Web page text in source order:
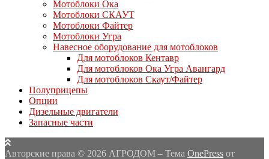
Мотоблоки Ока
Мотоблоки СКАУТ
Мотоблоки Файтер
Мотоблоки Угра
Навесное оборудование для мотоблоков
Для мотоблоков Кентавр
Для мотоблоков Ока Угра Авангард
Для мотоблоков Скаут/Файтер
Полуприцепы
Опции
Дизельные двигатели
Запасные части
Авторские права © 2026 АГРОДОМ – Тема OnePress от